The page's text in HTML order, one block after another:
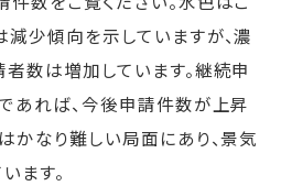
少傾向を示していますが、濃
数は増加しています。継続申
あれば、今後申請件数が上昇
かなり難しい局面にあり、景気
ます。